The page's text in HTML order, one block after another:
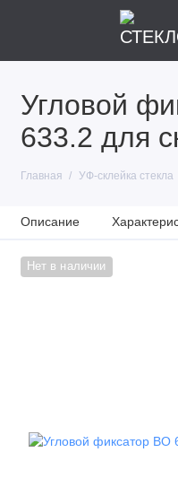
Угловой
633.2 для
Главная УФ-склейка стекла
Описание
Нет в наличии